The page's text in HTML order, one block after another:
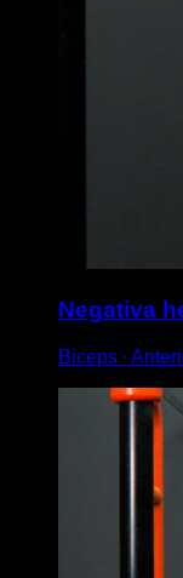
Negativa
Biceps ∙